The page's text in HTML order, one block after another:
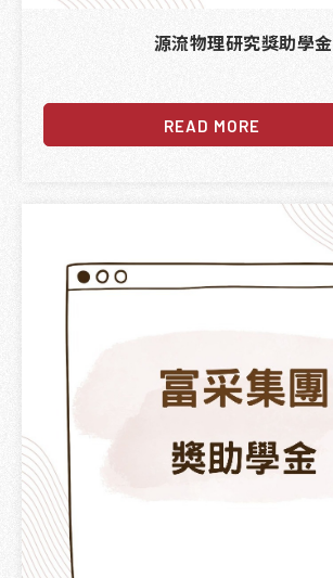
源流物理研究獎助學金
READ MORE